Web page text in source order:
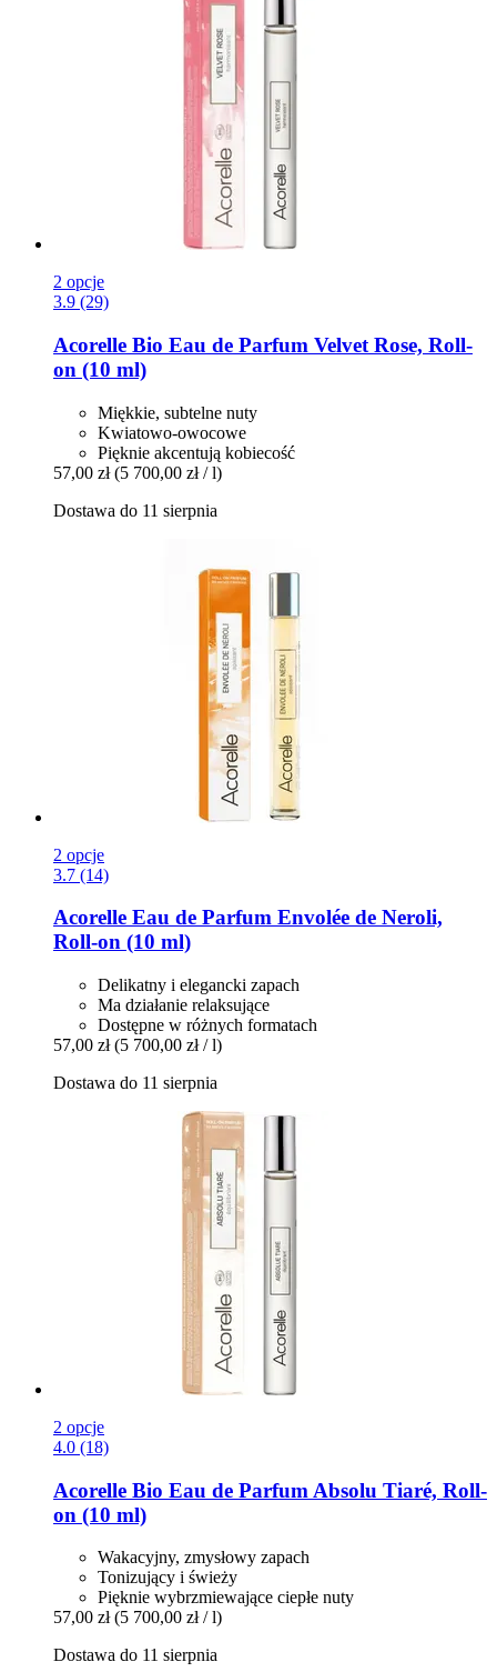
2 opcje
3.9 (29)
Acorelle Bio Eau de Parfum Velvet Rose, Roll-​
on (10 ml)
Miękkie, subtelne nuty
Kwiatowo-owocowe
Pięknie akcentują kobiecość
57,00 zł (5 700,00 zł / l)
Dostawa do 11 sierpnia
2 opcje
3.7 (14)
Acorelle Eau de Parfum Envolée de Neroli,
Roll-​on (10 ml)
Delikatny i elegancki zapach
Ma działanie relaksujące
Dostępne w różnych formatach
57,00 zł (5 700,00 zł / l)
Dostawa do 11 sierpnia
2 opcje
4.0 (18)
Acorelle Bio Eau de Parfum Absolu Tiaré, Roll-​
on (10 ml)
Wakacyjny, zmysłowy zapach
Tonizujący i świeży
Pięknie wybrzmiewające ciepłe nuty
57,00 zł (5 700,00 zł / l)
Dostawa do 11 sierpnia